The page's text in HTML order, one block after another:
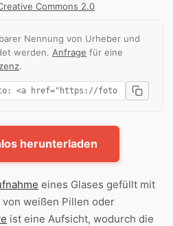
Commons 2.0
Nennung von Urheber und
werden. Anfrage für eine
.
herunterladen
eines Glases gefüllt mit
von weißen Pillen oder
ist eine Aufsicht, wodurch die